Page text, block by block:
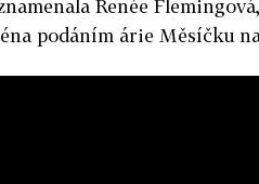
Renée
podáním árie Měsíčku